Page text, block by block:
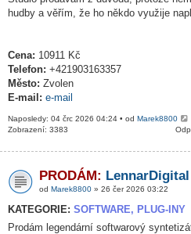
hudby a věřím, že ho někdo využije
Cena: 10911 Kč
Telefon: +421903163357
Město: Zvolen
E-mail: e-mail
Naposledy: 04 črc 2026 04:24 • od Marek8800
Zobrazení: 3383
PRODÁM:
od Marek8800 » 26 čer 2026 03:22
KATEGORIE: SOFTWARE, PLUG-INY
Prodám legendární softwarový